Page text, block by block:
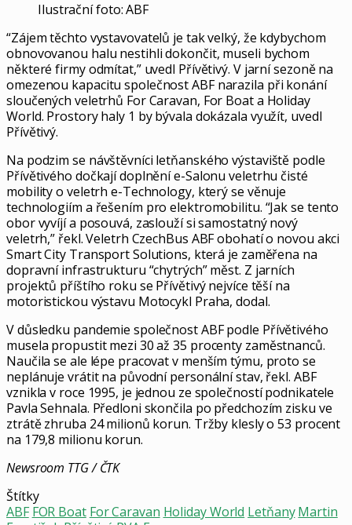
Ilustrační foto: ABF
“Zájem těchto vystavovatelů je tak velký, že kdybychom
obnovovanou halu nestihli dokončit, museli bychom
některé firmy odmítat,” uvedl Přívětivý. V jarní sezoně na
omezenou kapacitu společnost ABF narazila při konání
sloučených veletrhů For Caravan, For Boat a Holiday
World. Prostory haly 1 by bývala dokázala využít, uvedl
Přívětivý.
Na podzim se návštěvníci letňanského výstaviště podle
Přívětivého dočkají doplnění e-Salonu veletrhu čisté
mobility o veletrh e-Technology, který se věnuje
technologiím a řešením pro elektromobilitu. “Jak se tento
obor vyvíjí a posouvá, zaslouží si samostatný nový
veletrh,” řekl. Veletrh CzechBus ABF obohatí o novou akci
Smart City Transport Solutions, která je zaměřena na
dopravní infrastrukturu “chytrých” měst. Z jarních
projektů příštího roku se Přívětivý nejvíce těší na
motoristickou výstavu Motocykl Praha, dodal.
V důsledku pandemie společnost ABF podle Přívětivého
musela propustit mezi 30 až 35 procenty zaměstnanců.
Naučila se ale lépe pracovat v menším týmu, proto se
neplánuje vrátit na původní personální stav, řekl. ABF
vznikla v roce 1995, je jednou ze společností podnikatele
Pavla Sehnala. Předloni skončila po předchozím zisku ve
ztrátě zhruba 24 milionů korun. Tržby klesly o 53 procent
na 179,8 milionu korun.
Newsroom TTG / ČTK
Štítky
ABF FOR Boat For Caravan Holiday World Letňany Martin